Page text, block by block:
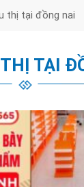
thị tại đồng nai
TẠI